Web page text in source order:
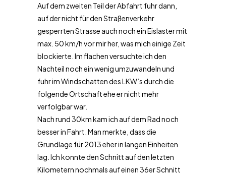
Auf dem zweiten Teil der Abfahrt fuhr dann,
auf der nicht für den Straßenverkehr
gesperrten Strasse auch noch ein Eislaster mit
max. 50 km/h vor mir her, was mich einige Zeit
blockierte. Im flachen versuchte ich den
Nachteil noch ein wenig umzuwandeln und
fuhr im Windschatten des LKW’s durch die
folgende Ortschaft ehe er nicht mehr
verfolgbar war.
Nach rund 30km kam ich auf dem Rad noch
besser in Fahrt. Man merkte, dass die
Grundlage für 2013 eher in langen Einheiten
lag. Ich konnte den Schnitt auf den letzten
Kilometern nochmals auf einen 36er Schnitt